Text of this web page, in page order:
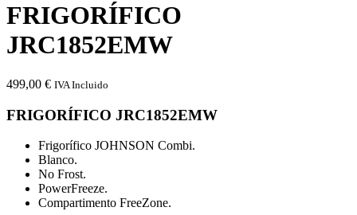
FRIGORÍFICO
JRC1852EMW
499,00 € IVA Incluido
FRIGORÍFICO JRC1852EMW
Frigorífico JOHNSON Combi.
Blanco.
No Frost.
PowerFreeze.
Compartimento FreeZone.